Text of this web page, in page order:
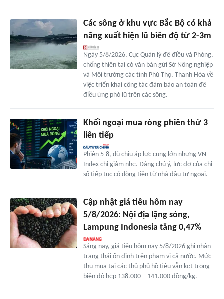
Các sông ở khu vực Bắc Bộ có khả
năng xuất hiện lũ biên độ từ 2-3m
Ngày 5/8/2026, Cục Quản lý đê điều và Phòng,
chống thiên tai có văn bản gửi Sở Nông nghiệp
và Môi trường các tỉnh Phú Thọ, Thanh Hóa về
việc triển khai công tác đảm bảo an toàn đê
điều ứng phó lũ trên các sông.
Khối ngoại mua ròng phiên thứ 3
liên tiếp
Phiên 5-8, dù chịu áp lực cung lớn nhưng VN
Index chỉ giảm nhẹ. Đáng chú ý, lực đỡ của chỉ
số tiếp tục có dòng tiền từ nhà đầu tư ngoại.
Cập nhật giá tiêu hôm nay
5/8/2026: Nội địa lặng sóng,
Lampung Indonesia tăng 0,47%
Sáng nay, giá tiêu hôm nay 5/8/2026 ghi nhận
trạng thái ổn định trên phạm vi cả nước. Mức
thu mua tại các thủ phủ hồ tiêu vẫn kẹt trong
biên độ hẹp 138.000 – 141.000 đồng/kg.